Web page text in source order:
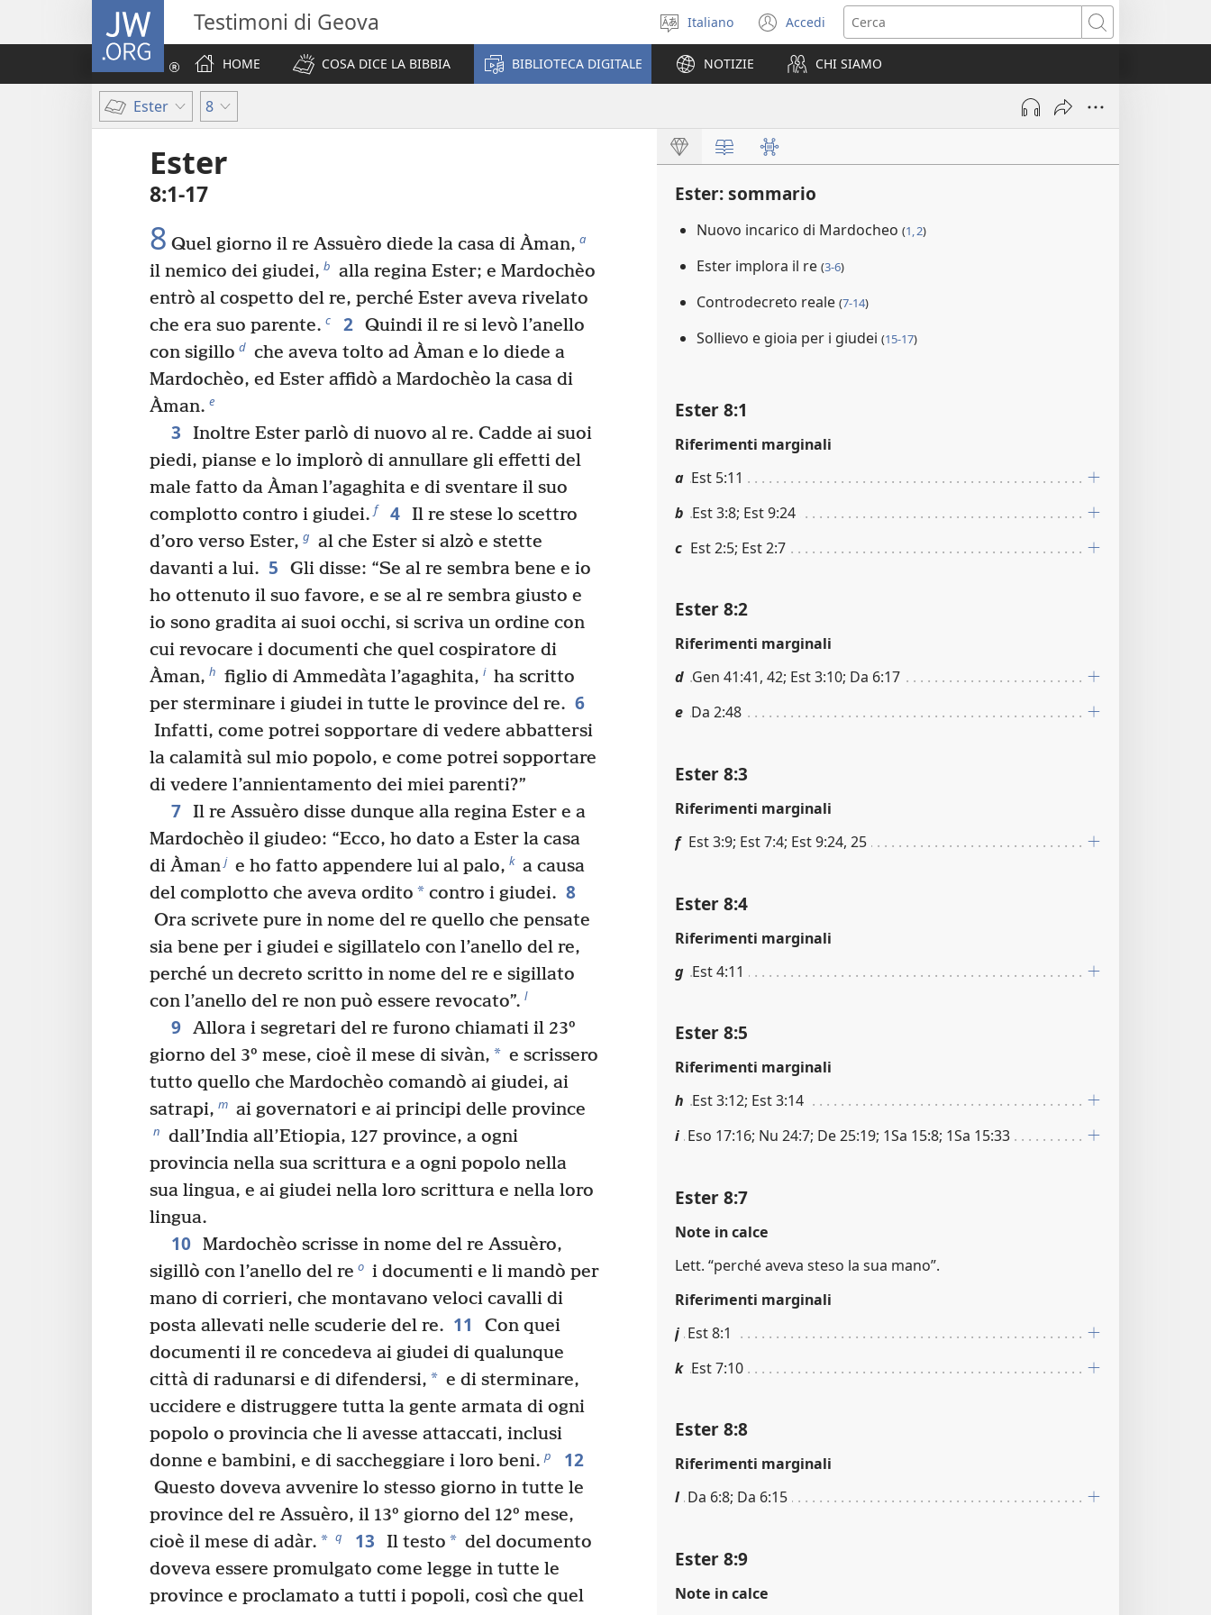
JW.ORG Testimoni di Geova
Seleziona
la
lingua
Italiano Accedi
(apre
una
nuova
finestra)
Cerca
HOME
COSA DICE LA BIBBIA BIBLIOTECA DIGITALE NOTIZIE CHI SIAMO
Ester 8
Ester
8:1-17
8 Quel giorno il re Assuèro diede la casa di Àman, a
il nemico dei giudei, b alla regina Ester; e Mardochèo
entrò al cospetto del re, perché Ester aveva rivelato
che era suo parente. c 2 Quindi il re si levò l’anello
con sigillo d che aveva tolto ad Àman e lo diede a
Mardochèo, ed Ester affidò a Mardochèo la casa di
Àman. e
3
Inoltre Ester parlò di nuovo al re. Cadde ai suoi
piedi, pianse e lo implorò di annullare gli effetti del
male fatto da Àman l’agaghita e di sventare il suo
complotto contro i giudei. f 4 Il re stese lo scettro
d’oro verso Ester, g al che Ester si alzò e stette
davanti a lui. 5
Gli disse: “Se al re sembra bene e io
ho ottenuto il suo favore, e se al re sembra giusto e
io sono gradita ai suoi occhi, si scriva un ordine con
cui revocare i documenti che quel cospiratore di
Àman, h figlio di Ammedàta l’agaghita, i ha scritto
per sterminare i giudei in tutte le province del re. 6
Infatti, come potrei sopportare di vedere abbattersi
la calamità sul mio popolo, e come potrei sopportare
di vedere l’annientamento dei miei parenti?”
7 Il re Assuèro disse dunque alla regina Ester e a
Mardochèo il giudeo: “Ecco, ho dato a Ester la casa
di Àman j e ho fatto appendere lui al palo, k a causa
del complotto che aveva ordito * contro i giudei. 8
Ora scrivete pure in nome del re quello che pensate
sia bene per i giudei e sigillatelo con l’anello del re,
perché un decreto scritto in nome del re e sigillato
con l’anello del re non può essere revocato”. l
9 Allora i segretari del re furono chiamati il 23º
giorno del 3º mese, cioè il mese di sivàn, * e scrissero
tutto quello che Mardochèo comandò ai giudei, ai
satrapi, m ai governatori e ai principi delle province
n dall’India all’Etiopia, 127 province, a ogni
provincia nella sua scrittura e a ogni popolo nella
sua lingua, e ai giudei nella loro scrittura e nella loro
lingua.
10 Mardochèo scrisse in nome del re Assuèro,
sigillò con l’anello del re o i documenti e li mandò per
mano di corrieri, che montavano veloci cavalli di
posta allevati nelle scuderie del re. 11
Con quei
documenti il re concedeva ai giudei di qualunque
città di radunarsi e di difendersi, * e di sterminare,
uccidere e distruggere tutta la gente armata di ogni
popolo o provincia che li avesse attaccati, inclusi
donne e bambini, e di saccheggiare i loro beni. p 12
Questo doveva avvenire lo stesso giorno in tutte le
province del re Assuèro, il 13º giorno del 12º mese,
cioè il mese di adàr. * q 13 Il testo * del documento
doveva essere promulgato come legge in tutte le
province e proclamato a tutti i popoli, così che quel
Ester: sommario
Nuovo incarico di Mardocheo (1, 2)
Ester implora il re (3-6)
Controdecreto reale (7-14)
Sollievo e gioia per i giudei (15-17)
Ester 8:1
Riferimenti marginali
a Est 5:11
b Est 3:8; Est 9:24
c Est 2:5; Est 2:7
Ester 8:2
Riferimenti marginali
d Gen 41:41, 42; Est 3:10; Da 6:17
e Da 2:48
Ester 8:3
Riferimenti marginali
f Est 3:9; Est 7:4; Est 9:24, 25
Ester 8:4
Riferimenti marginali
g Est 4:11
Ester 8:5
Riferimenti marginali
h Est 3:12; Est 3:14
i Eso 17:16; Nu 24:7; De 25:19; 1Sa 15:8; 1Sa 15:33
Ester 8:7
Note in calce
Lett. “perché aveva steso la sua mano”.
Riferimenti marginali
j Est 8:1
k Est 7:10
Ester 8:8
Riferimenti marginali
l Da 6:8; Da 6:15
Ester 8:9
Note in calce